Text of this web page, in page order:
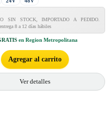
SIN STOCK, IMPORTADO A PEDIDO.
8 a 12 días hábiles
en Region Metropolitana
Agregar al carrito
Ver detalles